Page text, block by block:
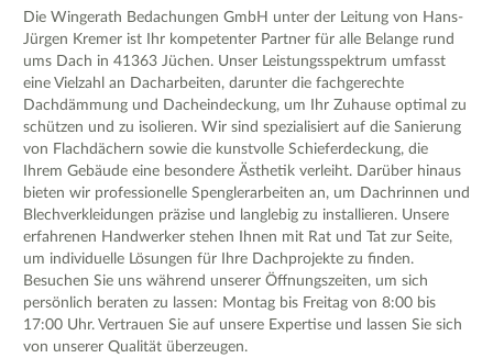
Die Wingerath Bedachungen GmbH unter der Leitung von Hans-
Jürgen Kremer ist Ihr kompetenter Partner für alle Belange rund
ums Dach in 41363 Jüchen. Unser Leistungsspektrum umfasst
eine Vielzahl an Dacharbeiten, darunter die fachgerechte
Dachdämmung und Dacheindeckung, um Ihr Zuhause optimal zu
schützen und zu isolieren. Wir sind spezialisiert auf die Sanierung
von Flachdächern sowie die kunstvolle Schieferdeckung, die
Ihrem Gebäude eine besondere Ästhetik verleiht. Darüber hinaus
bieten wir professionelle Spenglerarbeiten an, um Dachrinnen und
Blechverkleidungen präzise und langlebig zu installieren. Unsere
erfahrenen Handwerker stehen Ihnen mit Rat und Tat zur Seite,
um individuelle Lösungen für Ihre Dachprojekte zu finden.
Besuchen Sie uns während unserer Öffnungszeiten, um sich
persönlich beraten zu lassen: Montag bis Freitag von 8:00 bis
17:00 Uhr. Vertrauen Sie auf unsere Expertise und lassen Sie sich
von unserer Qualität überzeugen.